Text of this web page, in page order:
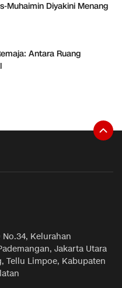
Muhaimin Diyakini Menang
Antara Ruang
Kelurahan
Jakarta Utara
Tellu Limpoe, Kabupaten